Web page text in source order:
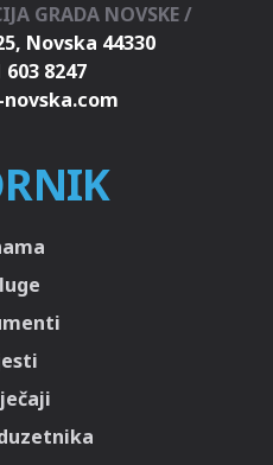
GRADA NOVSKE /
Novska 44330
603 8247